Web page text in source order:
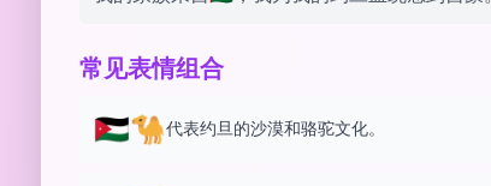
常见表情组合
🇯🇴🐪代表约旦的沙漠和骆驼文化。